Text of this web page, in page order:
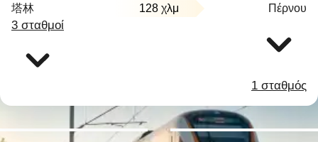
塔林 128 χλμ Πέρνου
3 σταθμοί
1 σταθμός